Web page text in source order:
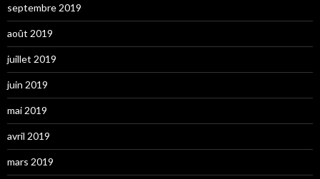
septembre 2019
août 2019
juillet 2019
juin 2019
mai 2019
avril 2019
mars 2019